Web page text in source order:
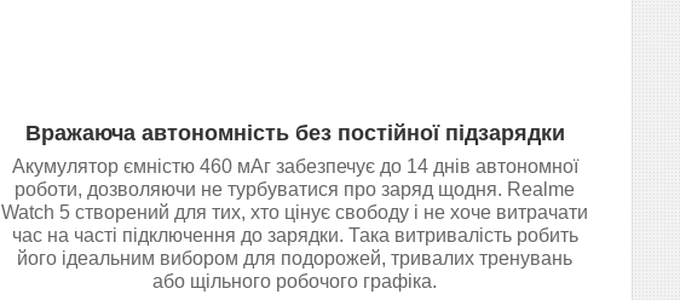
Вражаюча автономність без постійної підзарядки
Акумулятор ємністю 460 мАг забезпечує до 14 днів автономної
роботи, дозволяючи не турбуватися про заряд щодня. Realme
Watch 5 створений для тих, хто цінує свободу і не хоче витрачати
час на часті підключення до зарядки. Така витривалість робить
його ідеальним вибором для подорожей, тривалих тренувань
або щільного робочого графіка.